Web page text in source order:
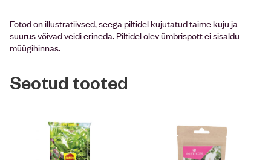
Fotod on illustratiivsed, seega piltidel kujutatud taime kuju ja
suurus võivad veidi erineda. Piltidel olev ümbrispott ei sisaldu
müügihinnas.
Seotud tooted